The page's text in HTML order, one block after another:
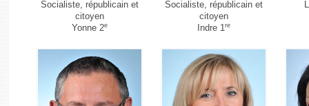
Socialiste, républicain et
citoyen
Yonne 2e
Socialiste, républicain et
citoyen
Indre 1re